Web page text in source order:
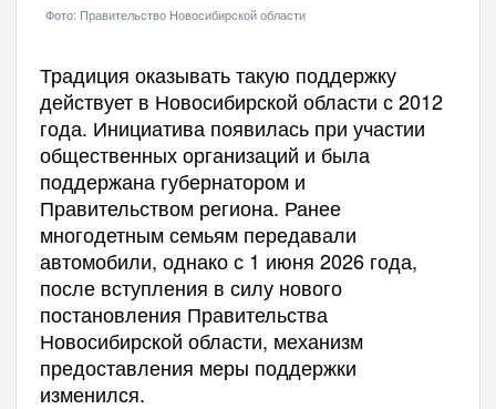
Фото: Правительство Новосибирской области
Традиция оказывать такую поддержку
действует в Новосибирской области с 2012
года. Инициатива появилась при участии
общественных организаций и была
поддержана губернатором и
Правительством региона. Ранее
многодетным семьям передавали
автомобили, однако с 1 июня 2026 года,
после вступления в силу нового
постановления Правительства
Новосибирской области, механизм
предоставления меры поддержки
изменился.